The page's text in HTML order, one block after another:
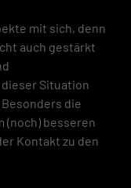
mit sich, denn
auch gestärkt
Situation
die
(noch) besseren
Kontakt zu den